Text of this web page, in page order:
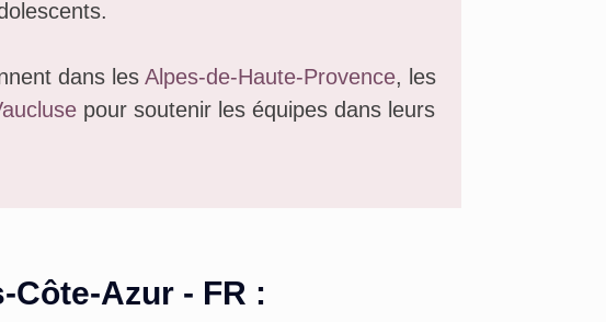
dans les Alpes-de-Haute-Provence, les
pour soutenir les équipes dans leurs
Côte-Azur - FR :